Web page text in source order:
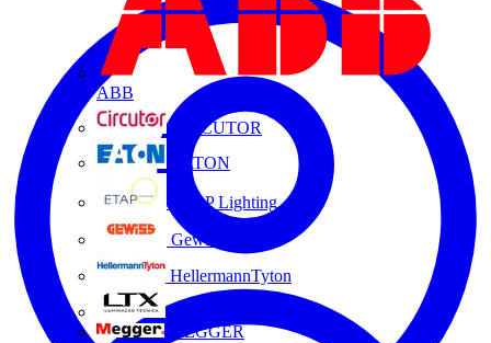
ABB
CIRCUTOR
EATON
ETAP Lighting
Gewiss
HellermannTyton
MEGGER